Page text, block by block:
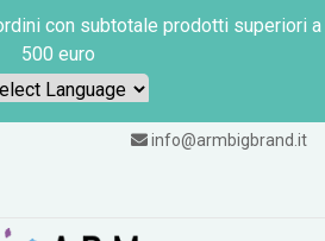
con subtotale prodotti superiori a
500 euro
Powered by
info@armbigbrand.it